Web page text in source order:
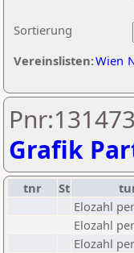
Sortierung
Vereinslisten:Wien
Grafik
tnr St
Elozahl
Elozahl
Elozahl